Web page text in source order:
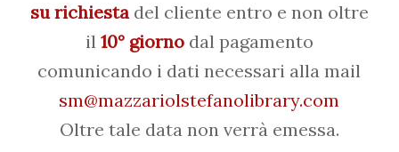
su richiestadel cliente entro e non oltre
il 10° giornodal pagamento
comunicando i dati necessari alla mail
sm@mazzariolstefanolibrary.com
Oltre tale data non verrà emessa.